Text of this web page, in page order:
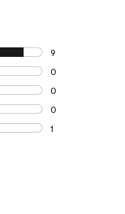
9
9 reviews with 5
0
0 reviews with 4
0
0 reviews with 3
0
0 reviews with 2
1